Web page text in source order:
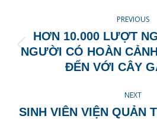
NAVIGATION
PREVIOUS
post:
HƠN 10.000 LƯỢT
NGƯỜI CÓ HOÀN
ĐẾN VỚI CÂY
NEXT
SINH VIÊN VIỆN QUẢN